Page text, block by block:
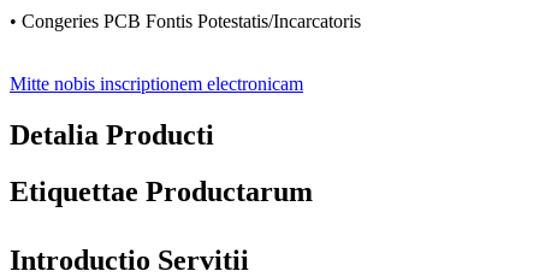
• Congeries PCB Fontis Potestatis/Incarcatoris
Mitte nobis inscriptionem electronicam
Detalia Producti
Etiquettae Productarum
Introductio Servitii